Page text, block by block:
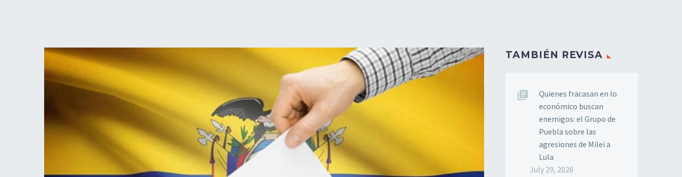
TAMBIÉN REVISA
Quienes fracasan en lo
económico buscan
enemigos: el Grupo de
Puebla sobre las
agresiones de Milei a
Lula
July 29, 2026